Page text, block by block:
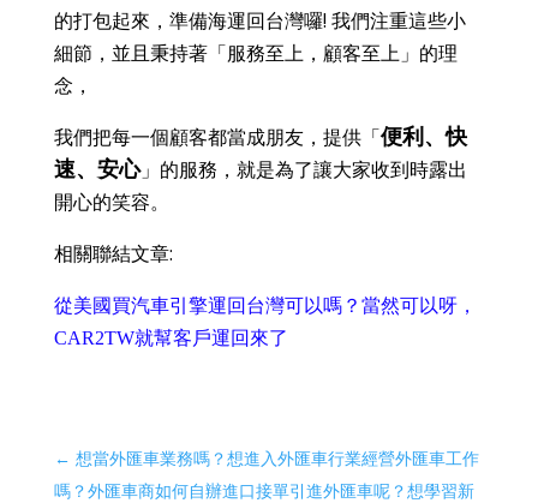
的打包起來，準備海運回台灣囉! 我們注重這些小
細節，並且秉持著「服務至上，顧客至上」的理
念，
我們把每一個顧客都當成朋友，提供「 便利、快
速、安心」的服務，就是為了讓大家收到時露出
開心的笑容。
相關聯結文章:
從美國買汽車引擎運回台灣可以嗎？當然可以呀，
CAR2TW就幫客戶運回來了
← 想當外匯車業務嗎？想進入外匯車行業經營外匯車工作
嗎？外匯車商如何自辦進口接單引進外匯車呢？想學習新